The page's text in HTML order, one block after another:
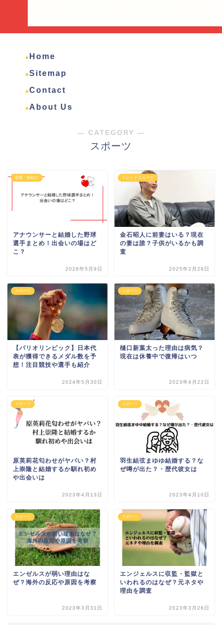
Home
Sitemap
Contact
About Us
― CATEGORY ―
スポーツ
恋愛・縁結び
アナウンサーと結婚した野球
選手まとめ！出会いの場はど
こ？
2026年5月9日
トレンドニュース
金石昭人に前妻はいる？現在
の妻は誰？子供がいるかも調
査
2025年2月28日
スポーツ
【パリオリンピック】日本代
表が獲得できるメダル数を予
想！注目競技や選手も紹介
2024年5月30日
スポーツ
樋口新葉太った理由は病気？
現在は休養中で復帰はいつ
2023年4月22日
スポーツ
原英莉花匂わせがヤバい？村
上崇隆と結婚するか馴れ初め
や出会いは
2023年4月13日
スポーツ
羽生結弦まゆゆ結婚する？な
ぜ噂が出た？・歴代彼女は
2023年4月10日
スポーツ
エンゼルスが弱い理由はな
ぜ？海外の反応や原因を考察
2023年3月31日
スポーツ
エンジェルスに収監・監獄と
いわれるのはなぜ？元ネタや
理由を調査
2023年3月26日